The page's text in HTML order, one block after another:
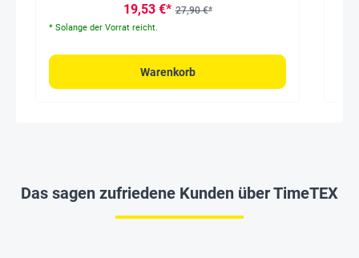
19,53 €* 27,90 €*
* Solange der Vorrat reicht.
Warenkorb
Das sagen zufriedene Kunden über TimeTEX